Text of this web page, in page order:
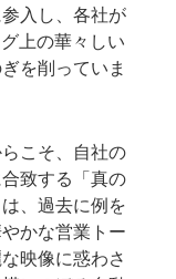
入し、各社が
上の華々しい
を削っていま
こそ、自社の
致する「真の
、過去に例を
かな営業トー
映像に惑わさ